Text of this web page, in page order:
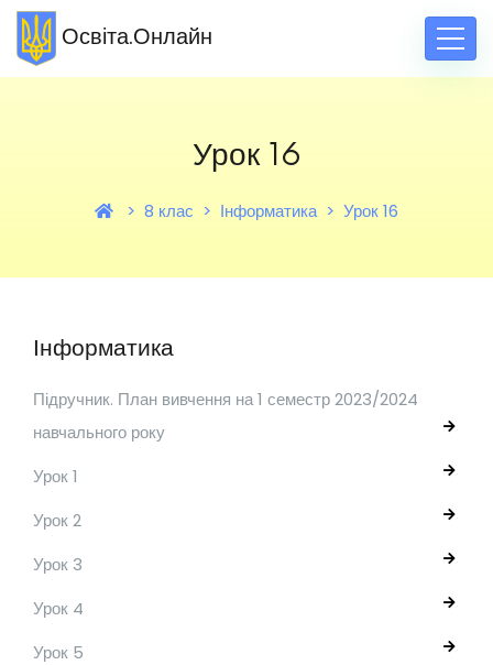
Освіта.Онлайн
Урок 16
8 клас Інформатика Урок 16
Інформатика
Підручник. План вивчення на 1 семестр 2023/2024
навчального року
Урок 1
Урок 2
Урок 3
Урок 4
Урок 5